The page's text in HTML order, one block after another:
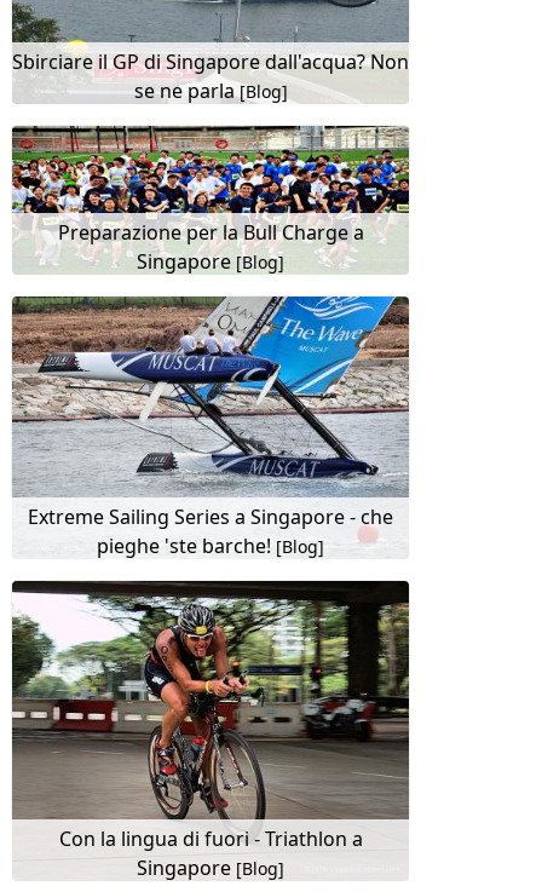
Sbirciare il GP di Singapore dall'acqua? Non
se ne parla[Blog]
Preparazione per la Bull Charge a
Singapore [Blog]
Extreme Sailing Series a Singapore - che
pieghe 'ste barche! [Blog]
Con la lingua di fuori - Triathlon a
Singapore [Blog]